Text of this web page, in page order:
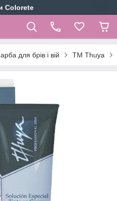
Colorete
для брів і вій TM Thuya